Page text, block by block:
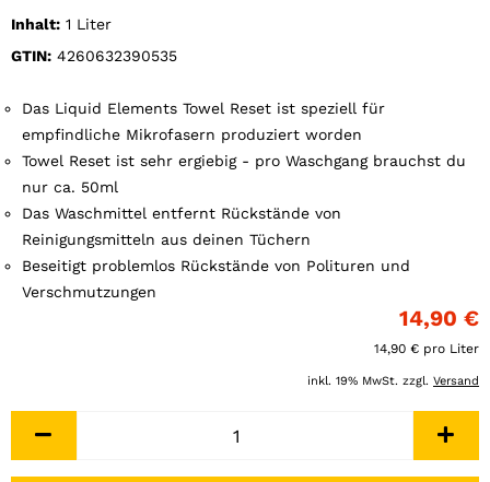
Inhalt: 1 Liter
GTIN: 4260632390535
Das Liquid Elements Towel Reset ist speziell für
empfindliche Mikrofasern produziert worden
Towel Reset ist sehr ergiebig - pro Waschgang brauchst du
nur ca. 50ml
Das Waschmittel entfernt Rückstände von
Reinigungsmitteln aus deinen Tüchern
Beseitigt problemlos Rückstände von Polituren und
Verschmutzungen
14,90 €
14,90 € pro Liter
inkl. 19% MwSt. zzgl. Versand